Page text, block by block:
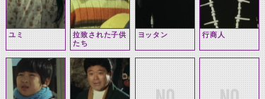
ユミ
拉致された子供
たち
ヨッタン 行商人